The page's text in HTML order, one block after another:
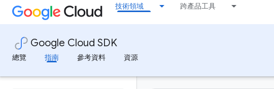
技術領域 跨產品工具
Google Cloud SDK
總覽
指南 參考資料 資源